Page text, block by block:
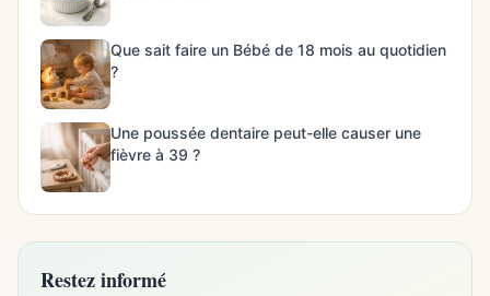
Que sait faire un Bébé de 18 mois au quotidien
?
Une poussée dentaire peut-elle causer une
fièvre à 39 ?
Restez informé